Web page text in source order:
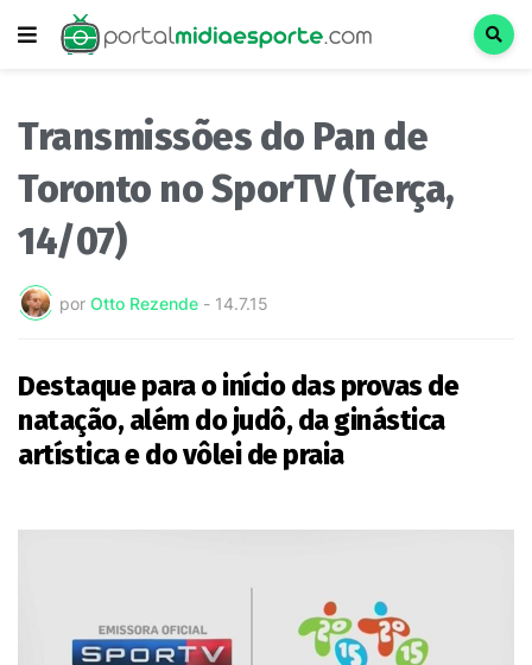
Transmissões do Pan de
Toronto no SporTV (Terça,
14/07)
por Otto Rezende - 14.7.15
Destaque para o início das provas de
natação, além do judô, da ginástica
artística e do vôlei de praia